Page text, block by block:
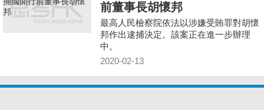
前董事長胡懷邦
最高人民檢察院依法以涉嫌受賄罪對胡懷
邦作出逮捕決定。該案正在進一步辦理
中。
2020-02-13